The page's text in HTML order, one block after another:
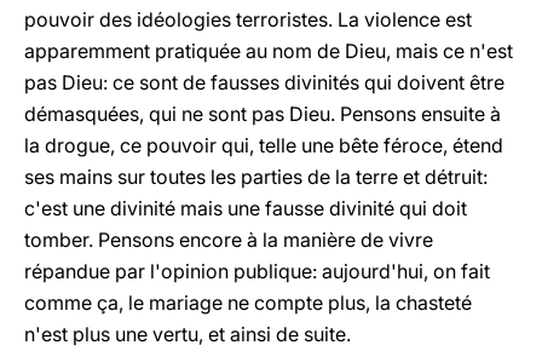
pouvoir des idéologies terroristes. La violence est
apparemment pratiquée au nom de Dieu, mais ce n'est
pas Dieu: ce sont de fausses divinités qui doivent être
démasquées, qui ne sont pas Dieu. Pensons ensuite à
la drogue, ce pouvoir qui, telle une bête féroce, étend
ses mains sur toutes les parties de la terre et détruit:
c'est une divinité mais une fausse divinité qui doit
tomber. Pensons encore à la manière de vivre
répandue par l'opinion publique: aujourd'hui, on fait
comme ça, le mariage ne compte plus, la chasteté
n'est plus une vertu, et ainsi de suite.